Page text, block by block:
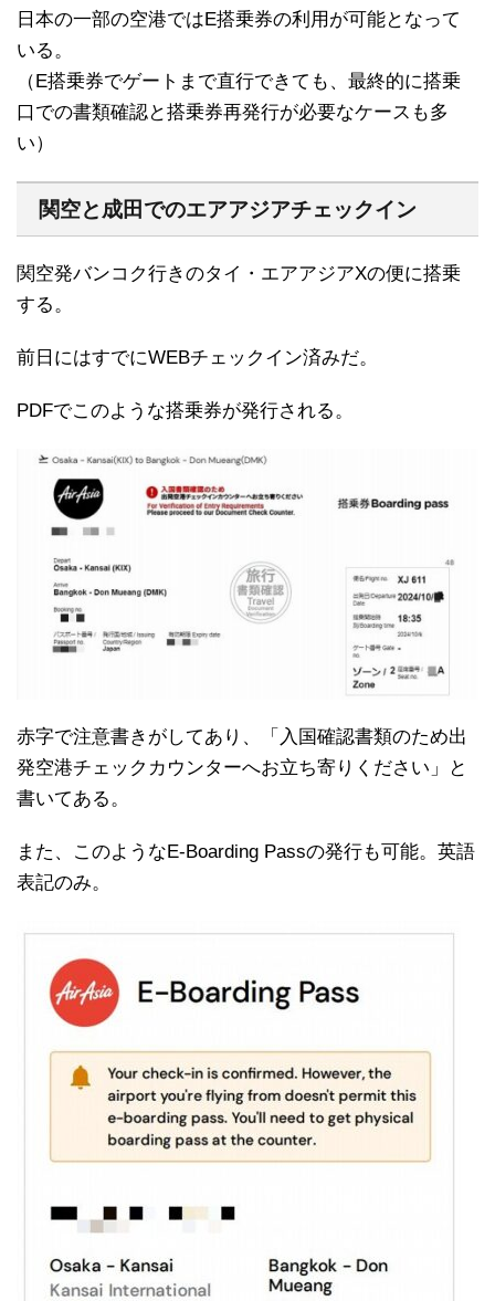
日本の一部の空港ではE搭乗券の利用が可能となって
いる。
（E搭乗券でゲートまで直行できても、最終的に搭乗
口での書類確認と搭乗券再発行が必要なケースも多
い）
関空と成田でのエアアジアチェックイン
関空発バンコク行きのタイ・エアアジアXの便に搭乗
する。
前日にはすでにWEBチェックイン済みだ。
PDFでこのような搭乗券が発行される。
赤字で注意書きがしてあり、「入国確認書類のため出
発空港チェックカウンターへお立ち寄りください」と
書いてある。
また、このようなE-Boarding Passの発行も可能。英語
表記のみ。